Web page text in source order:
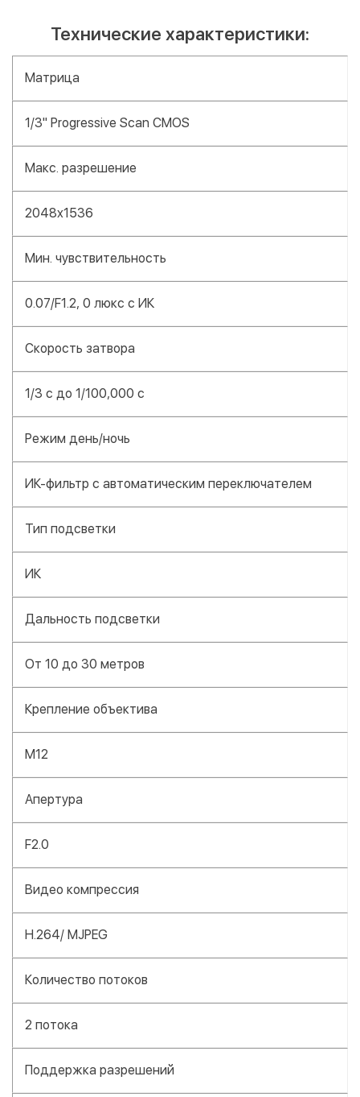
Технические характеристики:
Матрица
1/3" Progressive Scan CMOS
Макс. разрешение
2048x1536
Мин. чувствительность
0.07/F1.2, 0 люкс с ИК
Скорость затвора
1/3 с до 1/100,000 с
Режим день/ночь
ИК-фильтр с автоматическим переключателем
Тип подсветки
ИК
Дальность подсветки
От 10 до 30 метров
Крепление объектива
M12
Апертура
F2.0
Видео компрессия
H.264/ MJPEG
Количество потоков
2 потока
Поддержка разрешений